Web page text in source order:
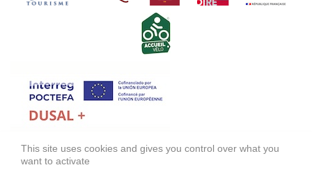
FONDS EUROPÉEN DE DÉVELOPPEMENT RÉGIONAL (FEDER)
This site uses cookies and gives you control over what you
want to activate